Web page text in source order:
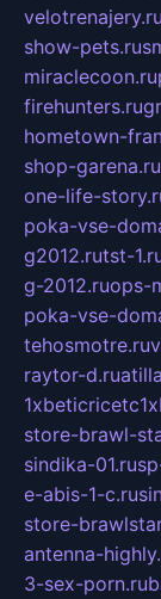
velotrenajery.ru
show-pets.ru
miraclecoon.ru
firehunters.ru
hometown-
shop-garena.ru
one-life-
poka-vse-
g2012.rutst-
g-2012.ruops-
poka-vse-
tehosmotre.ru
raytor-d.ru
store-brawl-
sindika-01.ru
e-abis-1-c.ru
store-
antenna-
3-sex-porn.ru